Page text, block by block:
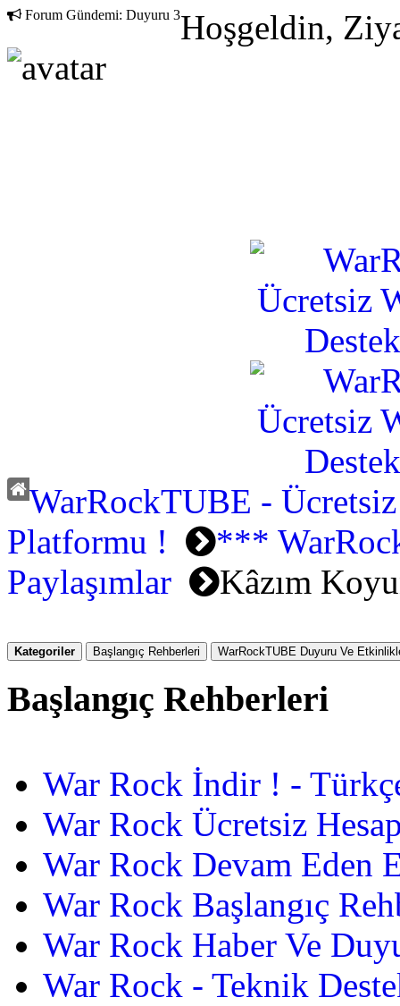
Forum Gündemi: Duyuru 3Hoşgeldin,
WarRockTUBE -
Platformu !
***
Paylaşımlar
Kâzım
Kategoriler Başlangıç Rehberleri WarRockTUBE Duyuru Ve
Başlangıç Rehberleri
War Rock İndir ! -
War Rock Ücretsiz
War Rock Devam Eden
War Rock Başlangıç
War Rock Haber Ve
War Rock - Teknik